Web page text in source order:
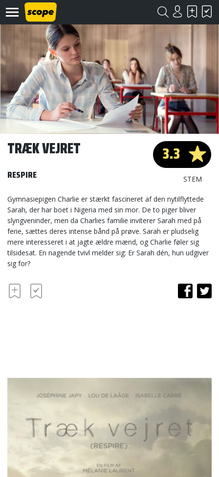
Om
Scope
3.3
STEM
TRÆK VEJRET
RESPIRE
Gymnasiepigen Charlie er stærkt fascineret af den nytilflyttede
Sarah, der har boet i Nigeria med sin mor. De to piger bliver
slyngveninder, men da Charlies familie inviterer Sarah med på
ferie, sættes deres intense bånd på prøve. Sarah er pludselig
mere interesseret i at jagte ældre mænd, og Charlie føler sig
tilsidesat. En nagende tvivl melder sig: Er Sarah dén, hun udgiver
sig for?